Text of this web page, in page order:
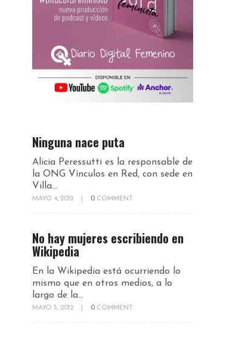
Ninguna nace puta
Alicia Peressutti es la responsable de
la ONG Vínculos en Red, con sede en
Villa...
MAYO 4, 2012 0 COMMENT
No hay mujeres escribiendo en
Wikipedia
En la Wikipedia está ocurriendo lo
mismo que en otros medios, a lo
largo de la...
MAYO 5, 2012 0 COMMENT